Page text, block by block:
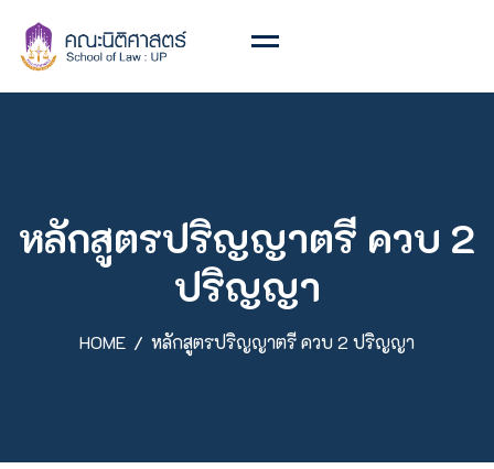
หลักสูตรปริญญาตรี ควบ 2
ปริญญา
HOME หลักสูตรปริญญาตรี ควบ 2 ปริญญา